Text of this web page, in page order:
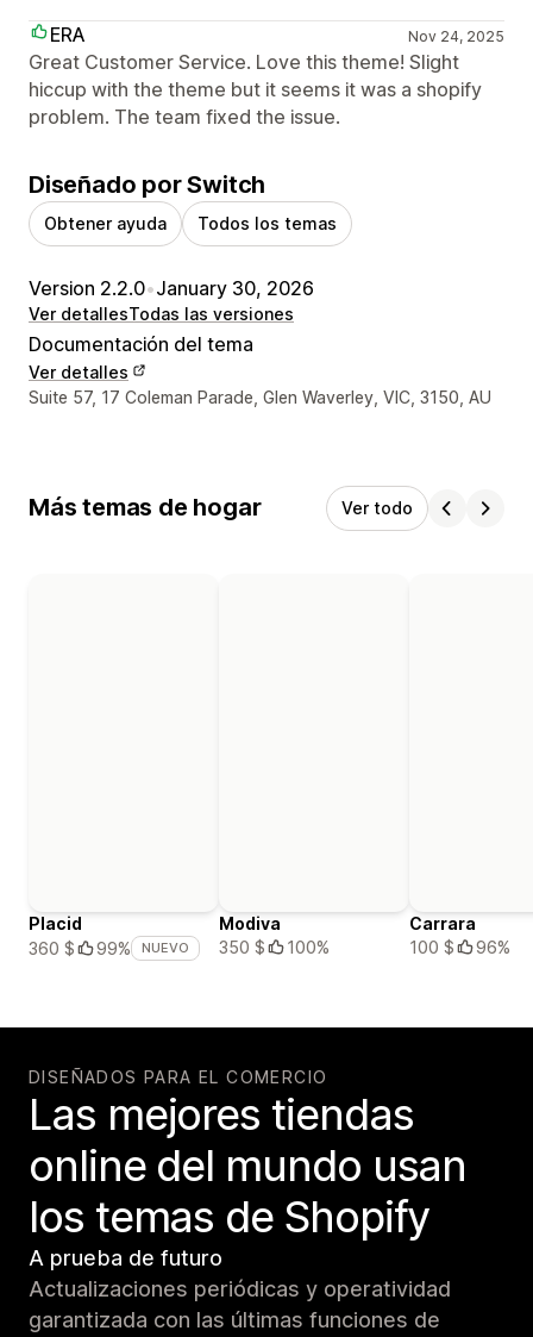
ERA
Nov 24, 2025
Great Customer Service. Love this theme! Slight
hiccup with the theme but it seems it was a shopify
problem. The team fixed the issue.
Diseñado por Switch
Obtener ayuda Todos los temas
Version 2.2.0•January 30, 2026
Ver detallesTodas las versiones
Documentación del tema
Ver detalles
Detalles de contacto del diseñador
Suite 57, 17 Coleman Parade, Glen Waverley, VIC, 3150, AU
Más temas de hogar Ver todo
Placid
360 $
99% NUEVO
Modiva
350 $
100%
Carrara
100 $
96%
DISEÑADOS PARA EL COMERCIO
Las mejores tiendas
online del mundo usan
los temas de Shopify
A prueba de futuro
Actualizaciones periódicas y operatividad
garantizada con las últimas funciones de